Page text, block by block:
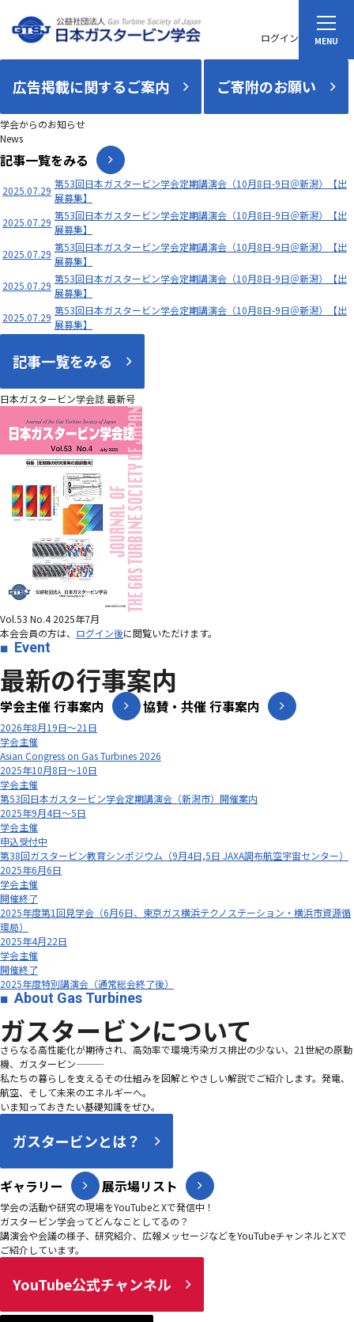
ログイン
広告掲載に関するご案内 ご寄附のお願い
学会からのお知らせ
News
記事一覧をみる
2025.07.29
第53回日本ガスタービン学会定期講演会（10月8日-9日＠新潟）【出
展募集】
2025.07.29
第53回日本ガスタービン学会定期講演会（10月8日-9日＠新潟）【出
展募集】
2025.07.29
第53回日本ガスタービン学会定期講演会（10月8日-9日＠新潟）【出
展募集】
2025.07.29
第53回日本ガスタービン学会定期講演会（10月8日-9日＠新潟）【出
展募集】
2025.07.29
第53回日本ガスタービン学会定期講演会（10月8日-9日＠新潟）【出
展募集】
記事一覧をみる
日本ガスタービン学会誌 最新号
Vol.53 No.4 2025年7月
本会会員の方は、 ログイン後に閲覧いただけます。
Event
最新の行事案内
学会主催 行事案内 協賛・共催 行事案内
2026年8月19日～21日
学会主催
Asian Congress on Gas Turbines 2026
2025年10月8日～10日
学会主催
第53回日本ガスタービン学会定期講演会（新潟市）開催案内
2025年9月4日～5日
学会主催
申込受付中
第38回ガスタービン教育シンポジウム（9月4日,5日 JAXA調布航空宇宙センター）
2025年6月6日
学会主催
開催終了
2025年度第1回見学会（6月6日、東京ガス横浜テクノステーション・横浜市資源循
環局）
2025年4月22日
学会主催
開催終了
2025年度特別講演会（通常総会終了後）
About Gas Turbines
ガスタービンについて
さらなる高性能化が期待され、高効率で環境汚染ガス排出の少ない、21世紀の原動
機、ガスタービン―――
私たちの暮らしを支えるその仕組みを図解とやさしい解説でご紹介します。発電、
航空、そして未来のエネルギーへ。
いま知っておきたい基礎知識をぜひ。
ガスタービンとは？
ギャラリー 展示場リスト
学会の活動や研究の現場をYouTubeとXで発信中！
ガスタービン学会ってどんなことしてるの？
講演会や会議の様子、研究紹介、広報メッセージなどをYouTubeチャンネルとXで
ご紹介しています。
YouTube公式チャンネル